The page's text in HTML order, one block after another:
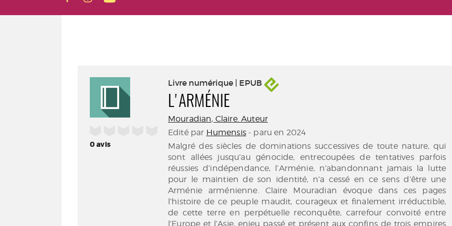
0avis
Livre numérique | EPUB
L'ARMÉNIE
Mouradian, Claire. Auteur
Edité par Humensis- paru en 2024
Malgré des siècles de dominations successives de toute nature, qui
sont allées jusqu’au génocide, entrecoupées de tentatives parfois
réussies d’indépendance, l’Arménie, n’abandonnant jamais la lutte
pour le maintien de son identité, n’a cessé en ce sens d’être une
Arménie arménienne. Claire Mouradian évoque dans ces pages
l’histoire de ce peuple maudit, courageux et finalement irréductible,
de cette terre en perpétuelle reconquête, carrefour convoité entre
l’Europe et l’Asie, enjeu passé et présent aux confins de trois empires